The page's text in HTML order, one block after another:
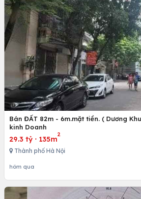
Bán ĐẤT 82m - 6m.mặt tiền. ( Dương
kinh Doanh
29.3 tỷ · 135m
2
Thành phố Hà Nội
hôm qua